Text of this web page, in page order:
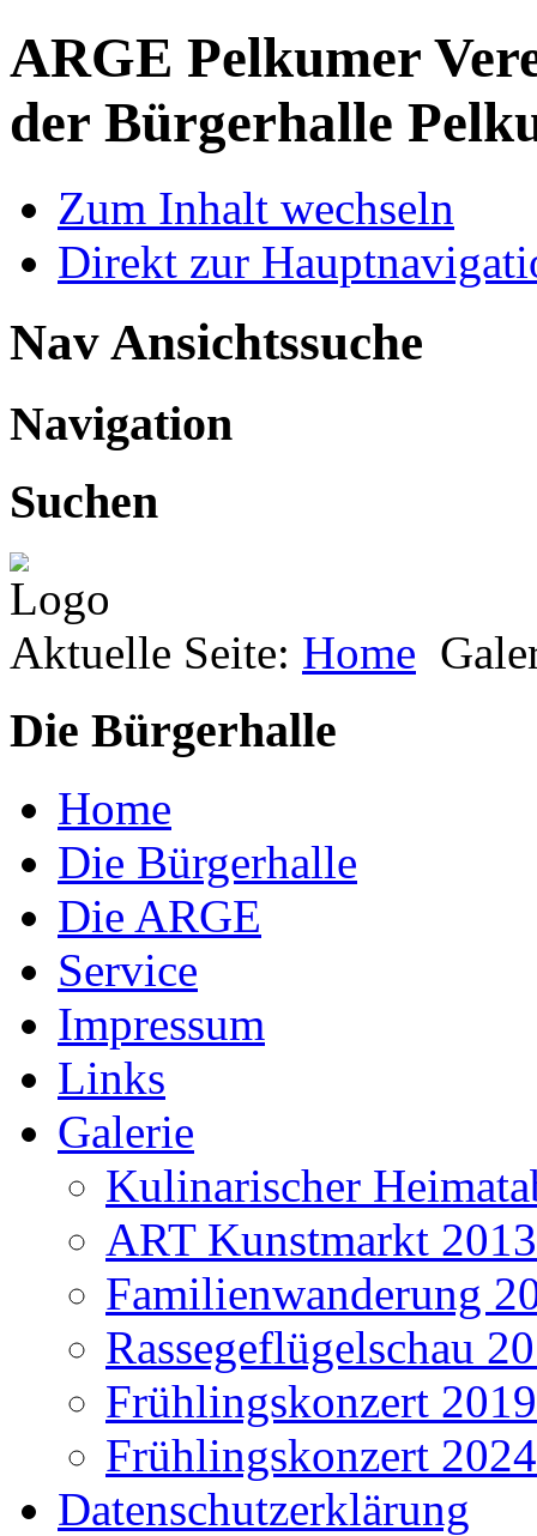
ARGE Pelkumer
der Bürgerhalle
Zum Inhalt wechseln
Direkt zur
Nav Ansichtssuche
Navigation
Suchen
Aktuelle Seite: Home
Die Bürgerhalle
Home
Die Bürgerhalle
Die ARGE
Service
Impressum
Links
Galerie
Kulinarischer
ART Kunstmarkt 2013
Familienwanderung
Rassegeflügelschau
Frühlingskonzert 2019
Frühlingskonzert 2024
Datenschutzerklärung